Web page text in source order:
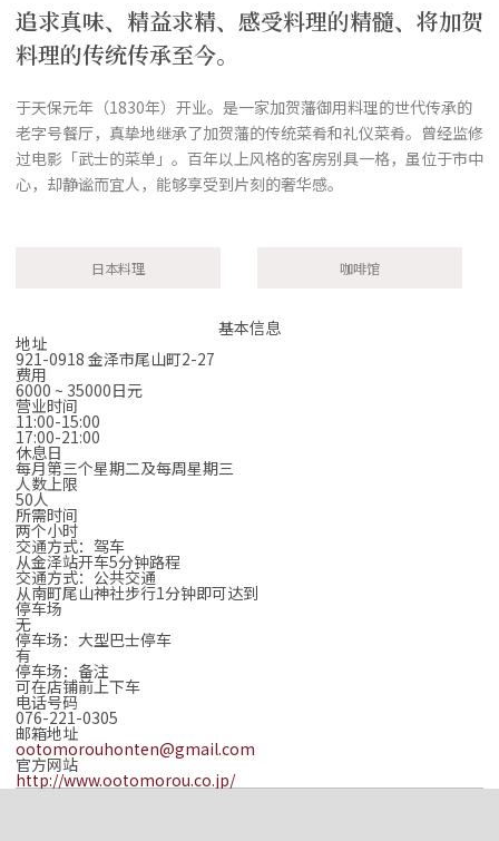
追求真味、精益求精、感受料理的精髓、将加贺
料理的传统传承至今。
于天保元年（1830年）开业。是一家加贺藩御用料理的世代传承的
老字号餐厅，真挚地继承了加贺藩的传统菜肴和礼仪菜肴。曾经监修
过电影「武士的菜单」。百年以上风格的客房别具一格，虽位于市中
心，却静谧而宜人，能够享受到片刻的奢华感。
日本料理 咖啡馆
基本信息
地址
921-0918 金泽市尾山町2-27
费用
6000 ~ 35000日元
营业时间
11:00-15:00
17:00-21:00
休息日
每月第三个星期二及每周星期三
人数上限
50人
所需时间
两个小时
交通方式：驾车
从金泽站开车5分钟路程
交通方式：公共交通
从南町尾山神社步行1分钟即可达到
停车场
无
停车场：大型巴士停车
有
停车场：备注
可在店铺前上下车
电话号码
076-221-0305
邮箱地址
ootomorouhonten@gmail.com
官方网站
http://www.ootomorou.co.jp/